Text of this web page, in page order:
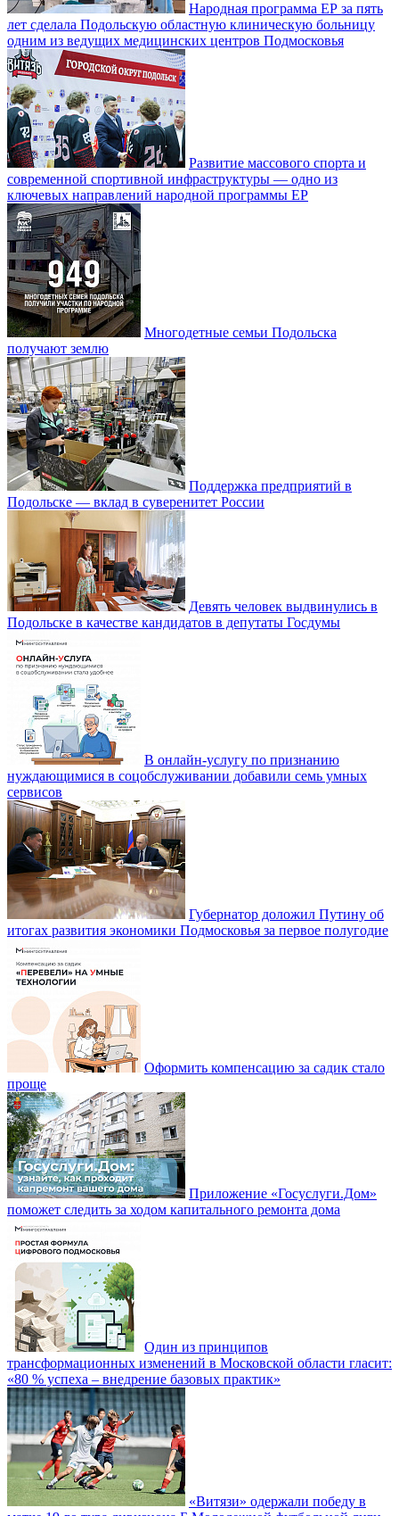
Народная программа ЕР за пять
лет сделала Подольскую областную клиническую больницу
одним из ведущих медицинских центров Подмосковья
Развитие массового спорта и
современной спортивной инфраструктуры — одно из
ключевых направлений народной программы ЕР
Многодетные семьи Подольска
получают землю
Поддержка предприятий в
Подольске — вклад в суверенитет России
Девять человек выдвинулись в
Подольске в качестве кандидатов в депутаты Госдумы
В онлайн-услугу по признанию
нуждающимися в соцобслуживании добавили семь умных
сервисов
Губернатор доложил Путину об
итогах развития экономики Подмосковья за первое полугодие
Оформить компенсацию за садик стало
проще
Приложение «Госуслуги.Дом»
поможет следить за ходом капитального ремонта дома
Один из принципов
трансформационных изменений в Московской области гласит:
«80 % успеха – внедрение базовых практик»
«Витязи» одержали победу в